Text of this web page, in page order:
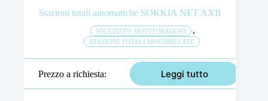
Stazioni totali automatiche SOKKIA NET AXII
SOLUZIONI MONITORAGGIO ,
STAZIONI TOTALI MOTORIZZATE
Prezzo a richiesta Leggi tutto